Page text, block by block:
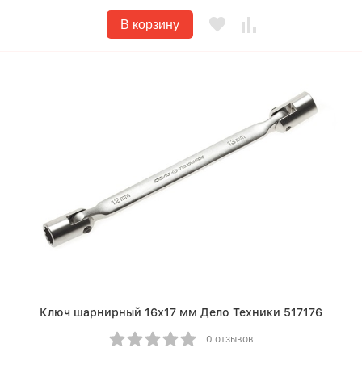
В корзину
Ключ шарнирный 16х17 мм Дело Техники 517176
0 отзывов